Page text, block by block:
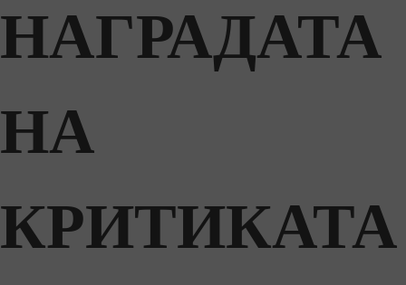
НАГРАДАТА
НА
КРИТИКАТА